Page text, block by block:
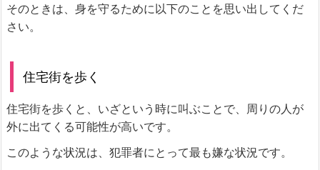
そのときは、身を守るために以下のことを思い出してくだ
さい。
住宅街を歩く
住宅街を歩くと、いざという時に叫ぶことで、周りの人が
外に出てくる可能性が高いです。
このような状況は、犯罪者にとって最も嫌な状況です。